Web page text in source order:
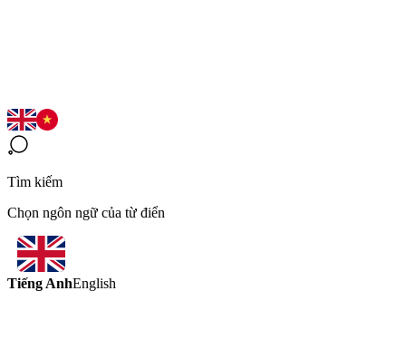
Tìm kiếm
Chọn ngôn ngữ của từ điển
Tiếng AnhEnglish